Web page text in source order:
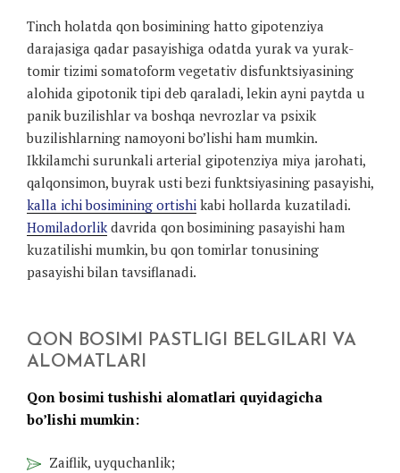
Tinch holatda qon bosimining hatto gipotenziya
darajasiga qadar pasayishiga odatda yurak va yurak-
tomir tizimi somatoform vegetativ disfunktsiyasining
alohida gipotonik tipi deb qaraladi, lekin ayni paytda u
panik buzilishlar va boshqa nevrozlar va psixik
buzilishlarning namoyoni bo’lishi ham mumkin.
Ikkilamchi surunkali arterial gipotenziya miya jarohati,
qalqonsimon, buyrak usti bezi funktsiyasining pasayishi,
kalla ichi bosimining ortishi kabi hollarda kuzatiladi.
Homiladorlik davrida qon bosimining pasayishi ham
kuzatilishi mumkin, bu qon tomirlar tonusining
pasayishi bilan tavsiflanadi.
QON BOSIMI PASTLIGI BELGILARI VA
ALOMATLARI
Qon bosimi tushishi alomatlari quyidagicha
bo’lishi mumkin:
Zaiflik, uyquchanlik;